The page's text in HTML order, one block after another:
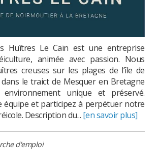
Huîtres Le Caïn est une entreprise
animée avec passion. Nous
creuses sur les plages de l’île de
le traict de Mesquer en Bretagne
unique et préservé.
équipe et participez à perpétuer notre
Description du... [en savoir plus]
d'emploi